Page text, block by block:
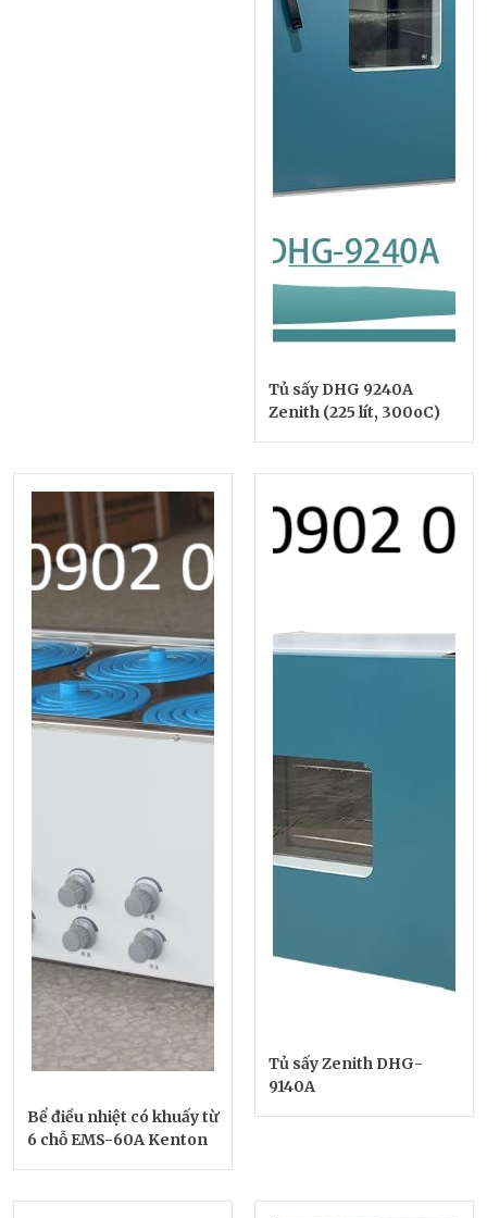
Tủ sấy DHG 9240A
Zenith (225 lít, 300oC)
Bể điều nhiệt có khuấy từ
6 chỗ EMS-60A Kenton
Tủ sấy Zenith DHG-
9140A